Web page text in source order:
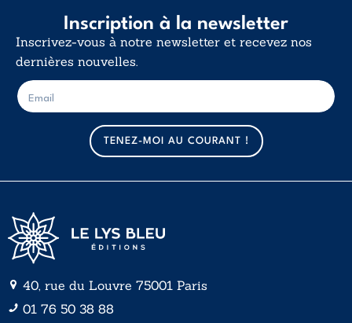
Inscription à la newsletter
Inscrivez-vous à notre newsletter et recevez nos
dernières nouvelles.
m
a
i
l
E
-
m
TENEZ-MOI AU COURANT !
40, rue du Louvre 75001 Paris
01 76 50 38 88